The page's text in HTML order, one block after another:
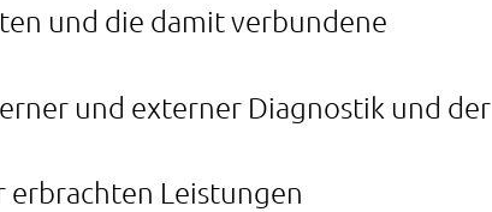
und die damit verbundene
und externer Diagnostik und der
Leistungen